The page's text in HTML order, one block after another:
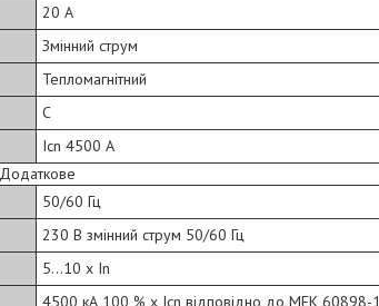
20 А
Змінний струм
Тепломагнітний
C
Icn 4500 А
Додаткове
50/60 Гц
230 В змінний струм 50/60 Гц
5...10 x In
4500 кА 100 % x Icn відповідно до МЕК 60898-1